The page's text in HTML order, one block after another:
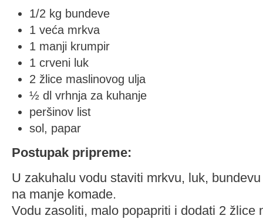
1/2 kg bundeve
1 veća mrkva
1 manji krumpir
1 crveni luk
2 žlice maslinovog ulja
½ dl vrhnja za kuhanje
peršinov list
sol, papar
Postupak pripreme:
U zakuhalu vodu staviti mrkvu, luk,
na manje komade.
Vodu zasoliti, malo popapriti i dodati 2 žlice